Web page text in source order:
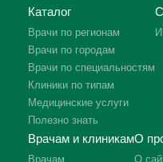
Каталог
Врачи по регионам
Врачи по городам
Врачи по специальностям
Клиники по типам
Медицинские услуги
Полезно знать
Врачам и клиникам
Врачам
О
О